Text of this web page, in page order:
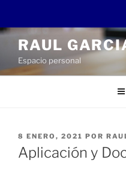
Saltar
contenido
RAUL
Espacio personal
PUBLICADO
EL
8 ENERO, 2021 POR
Aplicación y